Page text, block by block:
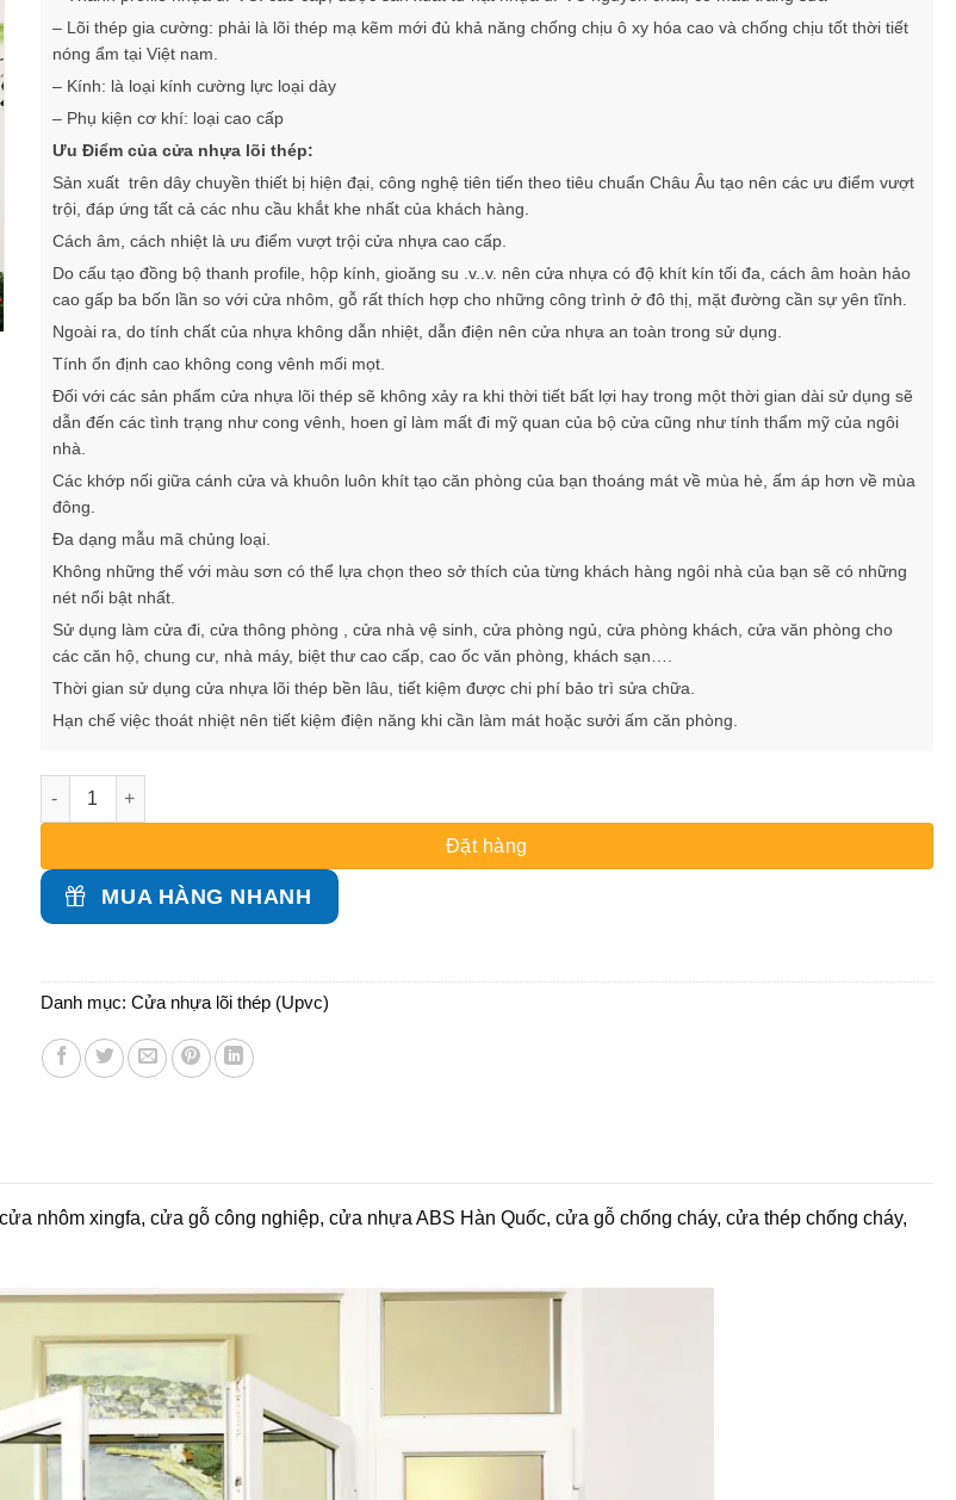
– Lõi thép gia cường: phải là lõi thép mạ kẽm mới đủ khả năng chống chịu ô xy hóa cao và chống chịu tốt thời tiết
nóng ẩm tại Việt nam.
– Kính: là loại kính cường lực loại dày
– Phụ kiện cơ khí: loại cao cấp
Ưu Điểm của cửa nhựa lõi thép:
Sản xuất trên dây chuyền thiết bị hiện đại, công nghệ tiên tiến theo tiêu chuẩn Châu Âu tạo nên các ưu điểm vượt
trội, đáp ứng tất cả các nhu cầu khắt khe nhất của khách hàng.
Cách âm, cách nhiệt là ưu điểm vượt trội cửa nhựa cao cấp.
Do cấu tạo đồng bộ thanh profile, hộp kính, gioăng su .v..v. nên cửa nhựa có độ khít kín tối đa, cách âm hoàn hảo
cao gấp ba bốn lần so với cửa nhôm, gỗ rất thích hợp cho những công trình ở đô thị, mặt đường cần sự yên tĩnh.
Ngoài ra, do tính chất của nhựa không dẫn nhiệt, dẫn điện nên cửa nhựa an toàn trong sử dụng.
Tính ổn định cao không cong vênh mối mọt.
Đối với các sản phẩm cửa nhựa lõi thép sẽ không xảy ra khi thời tiết bất lợi hay trong một thời gian dài sử dụng sẽ
dẫn đến các tình trạng như cong vênh, hoen gỉ làm mất đi mỹ quan của bộ cửa cũng như tính thẩm mỹ của ngôi
nhà.
Các khớp nối giữa cánh cửa và khuôn luôn khít tạo căn phòng của bạn thoáng mát về mùa hè, ấm áp hơn về mùa
đông.
Đa dạng mẫu mã chủng loại.
Không những thế với màu sơn có thể lựa chọn theo sở thích của từng khách hàng ngôi nhà của bạn sẽ có những
nét nổi bật nhất.
Sử dụng làm cửa đi, cửa thông phòng , cửa nhà vệ sinh, cửa phòng ngủ, cửa phòng khách, cửa văn phòng cho
các căn hộ, chung cư, nhà máy, biệt thư cao cấp, cao ốc văn phòng, khách sạn….
Thời gian sử dụng cửa nhựa lõi thép bền lâu, tiết kiệm được chi phí bảo trì sửa chữa.
Hạn chế việc thoát nhiệt nên tiết kiệm điện năng khi cần làm mát hoặc sưởi ấm căn phòng.
Cửa nhựa lõi thép - uW-03 số lượng
Đặt hàng
MUA HÀNG NHANH
Danh mục: Cửa nhựa lõi thép (Upvc)
nhôm xingfa, cửa gỗ công nghiệp, cửa nhựa ABS Hàn Quốc, cửa gỗ chống cháy, cửa thép chống cháy,